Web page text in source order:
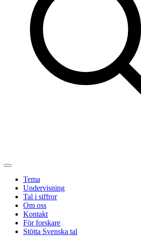
Tema
Undervisning
Tal i siffror
Om oss
Kontakt
För forskare
Stötta Svenska tal